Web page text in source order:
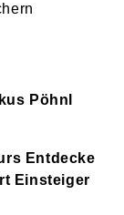
Pöhnl
Entdecke
Einsteiger